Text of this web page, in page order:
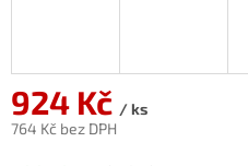
924 Kč / ks
764 Kč bez DPH